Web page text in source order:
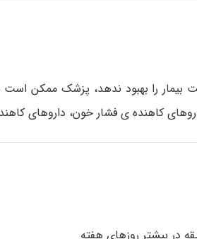
بیمار را بهبود ندهد، پزشک ممکن
کاهنده ی فشار خون، داروهای